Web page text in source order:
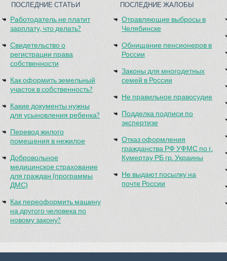
ПОСЛЕДНИЕ СТАТЬИ
Работодатель не платит
зарплату, что делать?
Свидетельство о
регистрации права
собственности
Как оформить земельный
участок в собственность?
Какие документы нужны
для усыновления ребенка?
Перевод жилого
помещения в нежилое
Добровольное
медицинское страхование
для граждан (программы
ДМС)
Как переоформить машину
на другого человека по
новому закону?
ПОСЛЕДНИЕ ЖАЛОБЫ
Отравляющие выбросы в
Челябинске
Обнищание пенсионеров в
России
Законы для многодетных
семей в России
Не правильное правосудие
Подделка подписи по
экспертизе
Отказ оформления
гражданства РФ УФМС по г.
Кумертау РБ гр. Украины
Не выдают посылку на
почте России